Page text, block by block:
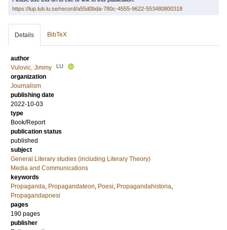
https://lup.lub.lu.se/record/a55d0bda-780c-4555-9622-553480800318
Details BibTeX
author
Vulovic, Jimmy
LU
organization
Journalism
publishing date
2022-10-03
type
Book/Report
publication status
published
subject
General Literary studies (including Literary Theory)
Media and Communications
keywords
Propaganda, Propagandateori, Poesi, Propagandahistoria,
Propagandapoesi
pages
190 pages
publisher